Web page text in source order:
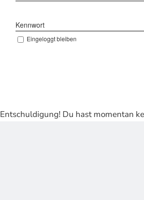
Kennwort
Eingeloggt bleiben
Entschuldigung! Du hast momentan